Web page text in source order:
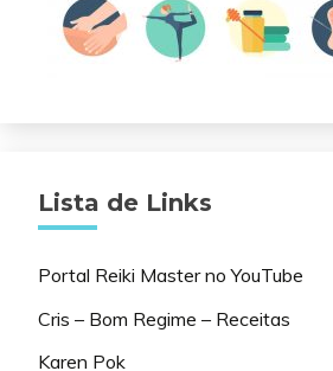
Lista de Links
Portal Reiki Master no YouTube
Cris – Bom Regime – Receitas
Karen Pok